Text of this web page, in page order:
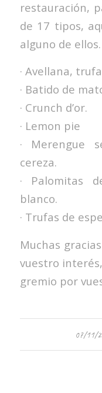
restauración,
de 17 tipos,
alguno de ellos.
· Avellana,
· Batido de
· Crunch d’or.
· Lemon pie
· Merengue
cereza.
· Palomitas
blanco.
· Trufas de
Muchas
vuestro
gremio por
07/11/
/